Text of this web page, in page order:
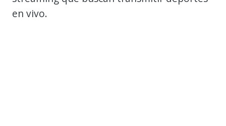
en vivo.